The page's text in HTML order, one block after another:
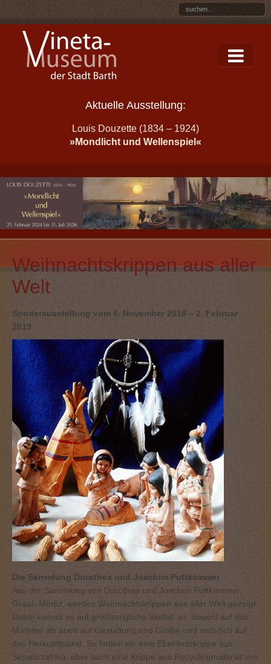
Aktuelle Ausstellung:
Louis Douzette (1834 – 1924)
»Mondlicht und Wellenspiel«
Weihnachtskrippen aus aller
Welt
Sonderausstellung vom 6. November 2018 – 2. Februar
2019
Die Sammlung Dorothea und Joachim Puttkammer
Aus der Sammlung von Dorothea und Joachim Puttkammer,
Graal -Müritz, werden Weihnachtskrippen aus aller Welt gezeigt.
Dabei kommt es auf größtmögliche Vielfalt an, sowohl auf das
Material als auch auf Gestaltung und Größe und natürlich auf
das Herkunftsland. So finden wir eine Ebenholzkrippe aus
Schwarzafrika, aber auch eine Krippe aus Recyclingmaterial von